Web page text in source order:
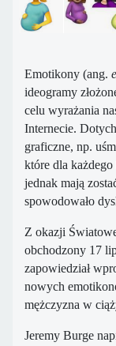
Emotikony (ang.
ideogramy
celu wyrażania
Internecie.
graficzne, np.
które dla każdego
jednak mają
spowodowało
Z okazji
obchodzony 17
zapowiedział
nowych
mężczyzna w
Jeremy Burge